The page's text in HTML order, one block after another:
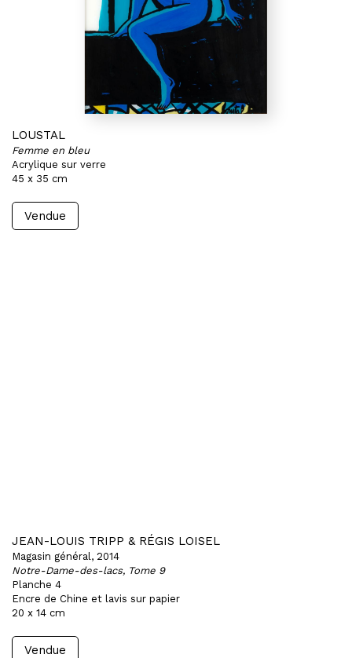
LOUSTAL
Femme en bleu
Acrylique sur verre
45 x 35 cm
Vendue
JEAN-LOUIS TRIPP & RÉGIS LOISEL
Magasin général, 2014
Notre-Dame-des-lacs, Tome 9
Planche 4
Encre de Chine et lavis sur papier
20 x 14 cm
Vendue